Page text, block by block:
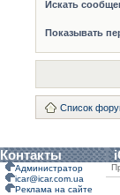
Искать
Показывать
Список
Контакты
Администратор
icar@icar.com.ua
Реклама на сайте